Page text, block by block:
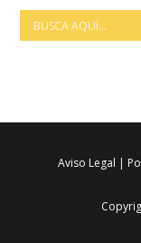
Aviso Legal |